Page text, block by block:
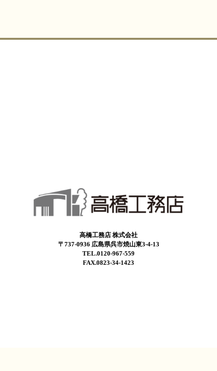
高橋工務店 株式会社
〒737-0936 広島県呉市焼山東3-4-13
TEL.0120-967-559
FAX.0823-34-1423